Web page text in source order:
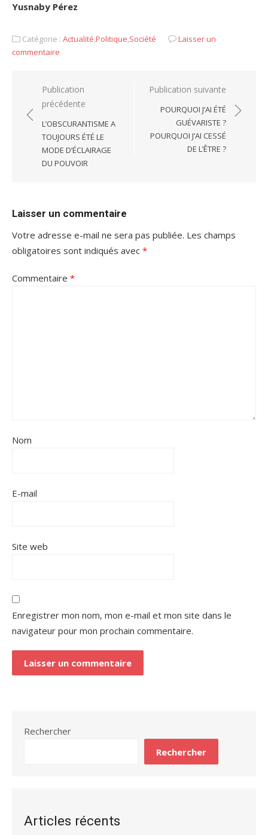
Yusnaby Pérez
Catégorie : Actualité,Politique,Société
Laisser un
commentaire
Navigation
de
l’article
Publication
précédente
L’OBSCURANTISME A
TOUJOURS ÉTÉ LE
MODE D’ÉCLAIRAGE
DU POUVOIR
Publication suivante
POURQUOI J’AI ÉTÉ
GUÉVARISTE ?
POURQUOI J’AI CESSÉ
DE L’ÊTRE ?
Laisser un commentaire
Votre adresse e-mail ne sera pas publiée. Les champs
obligatoires sont indiqués avec *
Commentaire *
Nom
E-mail
Site web
Enregistrer mon nom, mon e-mail et mon site dans le
navigateur pour mon prochain commentaire.
Rechercher
Rechercher
Articles récents